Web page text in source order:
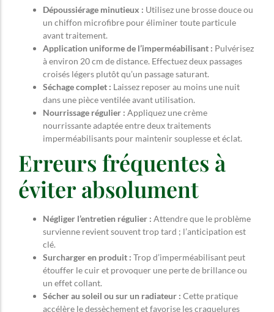
Dépoussiérage minutieux : Utilisez une brosse douce ou
un chiffon microfibre pour éliminer toute particule
avant traitement.
Application uniforme de l’imperméabilisant : Pulvérisez
à environ 20 cm de distance. Effectuez deux passages
croisés légers plutôt qu’un passage saturant.
Séchage complet : Laissez reposer au moins une nuit
dans une pièce ventilée avant utilisation.
Nourrissage régulier : Appliquez une crème
nourrissante adaptée entre deux traitements
imperméabilisants pour maintenir souplesse et éclat.
Erreurs fréquentes à
éviter absolument
Négliger l’entretien régulier : Attendre que le problème
survienne revient souvent trop tard ; l’anticipation est
clé.
Surcharger en produit : Trop d’imperméabilisant peut
étouffer le cuir et provoquer une perte de brillance ou
un effet collant.
Sécher au soleil ou sur un radiateur : Cette pratique
accélère le dessèchement et favorise les craquelures